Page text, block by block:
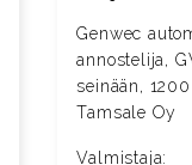
Genwec
annostelija,
seinään,
Tamsale Oy
Valmistaja: